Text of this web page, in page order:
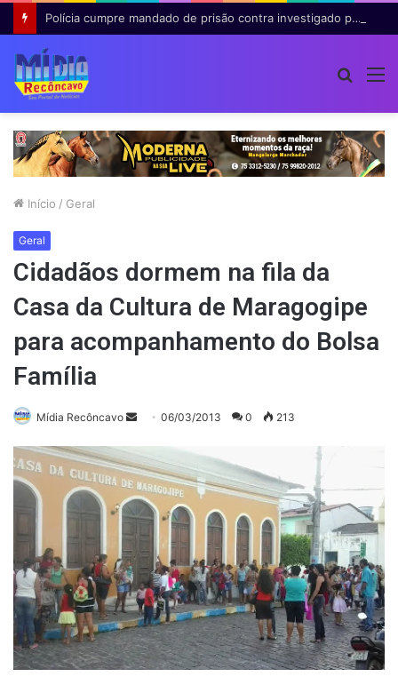
Polícia cumpre mandado de prisão contra investigado por roubo majorado em Cruz das Almas
Início / Geral
Geral
Cidadãos dormem na fila da
Casa da Cultura de Maragogipe
para acompanhamento do Bolsa
Família
Mídia Recôncavo
Mande
e-
mail
06/03/2013 0 213